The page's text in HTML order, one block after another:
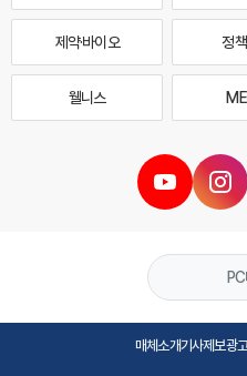
제약·바이오 정책
웰니스
매체소개기사제보광